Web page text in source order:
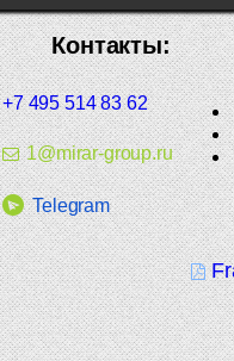
Контакты:
+7 495 514 83 62
1@mirar-group.ru
Telegram